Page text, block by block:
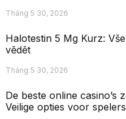
Tháng 5 30, 2026
Halotestin 5 Mg Kurz:
vědět
Tháng 5 30, 2026
De beste online casino’s
Veilige opties voor